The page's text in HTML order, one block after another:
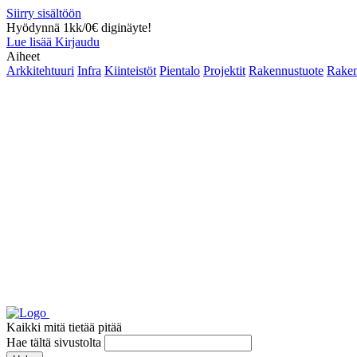
Siirry sisältöön
Hyödynnä 1kk/0€ diginäyte!
Lue lisää Kirjaudu
Aiheet
Arkkitehtuuri Infra Kiinteistöt Pientalo Projektit Rakennustuote
Kaikki mitä tietää pitää
Hae tältä sivustolta